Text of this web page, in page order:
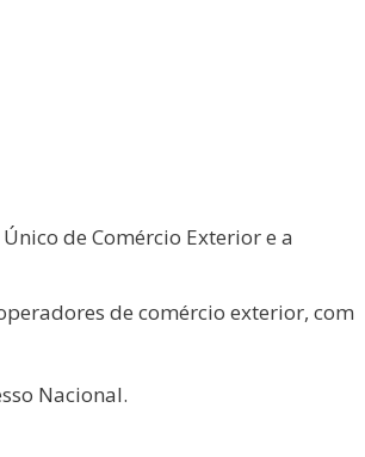
de Comércio Exterior e a
de comércio exterior, com
Nacional.